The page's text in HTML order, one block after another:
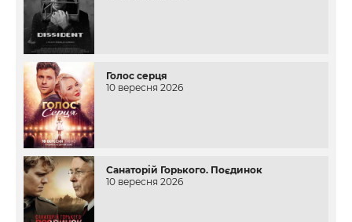
Голос серця
10 вересня 2026
Санаторій Горького. Поєдинок
10 вересня 2026